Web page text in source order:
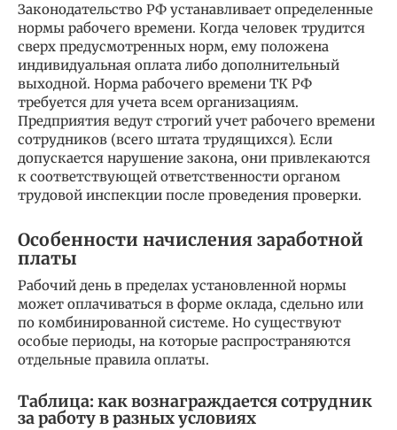
Законодательство РФ устанавливает определенные
нормы рабочего времени. Когда человек трудится
сверх предусмотренных норм, ему положена
индивидуальная оплата либо дополнительный
выходной. Норма рабочего времени ТК РФ
требуется для учета всем организациям.
Предприятия ведут строгий учет рабочего времени
сотрудников (всего штата трудящихся). Если
допускается нарушение закона, они привлекаются
к соответствующей ответственности органом
трудовой инспекции после проведения проверки.
Особенности начисления заработной
платы
Рабочий день в пределах установленной нормы
может оплачиваться в форме оклада, сдельно или
по комбинированной системе. Но существуют
особые периоды, на которые распространяются
отдельные правила оплаты.
Таблица: как вознаграждается сотрудник
за работу в разных условиях